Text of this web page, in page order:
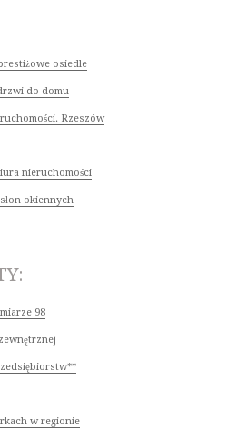
osiedle
do domu
Rzeszów
nieruchomości
okiennych
98
w regionie